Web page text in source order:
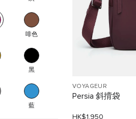
啡色
黑
藍
VOYAGEUR
Persia 斜揹袋
HK$1,950